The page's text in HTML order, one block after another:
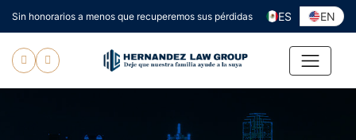
al
contenido
Sin honorarios a menos que recuperemos sus pérdidas ES EN